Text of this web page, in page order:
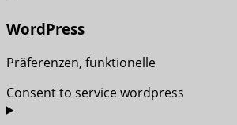
WordPress
Präferenzen, funktionelle
Consent to service wordpress